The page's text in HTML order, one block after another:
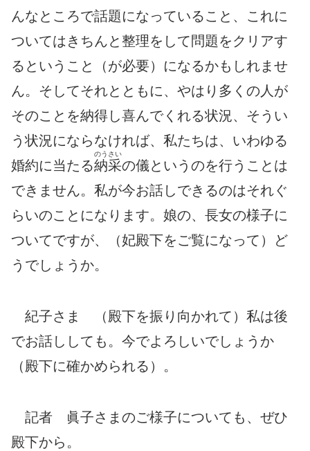
んなところで話題になっていること、これに
ついてはきちんと整理をして問題をクリアす
るということ（が必要）になるかもしれませ
ん。そしてそれとともに、やはり多くの人が
そのことを納得し喜んでくれる状況、そうい
う状況にならなければ、私たちは、いわゆる
婚約に当たる納采
のうさい
の儀というのを行うことは
できません。私が今お話しできるのはそれぐ
らいのことになります。娘の、長女の様子に
ついてですが、（妃殿下をご覧になって）ど
うでしょうか。
紀子さま （殿下を振り向かれて）私は後
でお話ししても。今でよろしいでしょうか
（殿下に確かめられる）。
記者 眞子さまのご様子についても、ぜひ
殿下から。